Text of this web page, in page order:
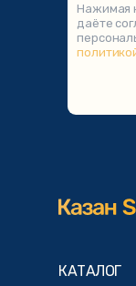
Нажимая
даёте
КАТАЛОГ